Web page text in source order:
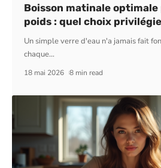
Boisson matinale
poids : quel choix
Un simple verre d'eau n'a jamais fait
chaque…
18 mai 2026 8 min read